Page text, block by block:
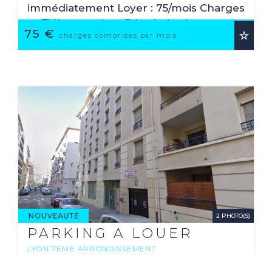
75 € charges comprises par mois
immédiatement Loyer : 75/mois Charges
et TVA comprises Régularisation
annuelle Dépôt de garantie : 150€ Frais
de location à ...
2 PHOTO(S)
PARKING A LOUER
LYON 7EME ARRONDISSEMENT